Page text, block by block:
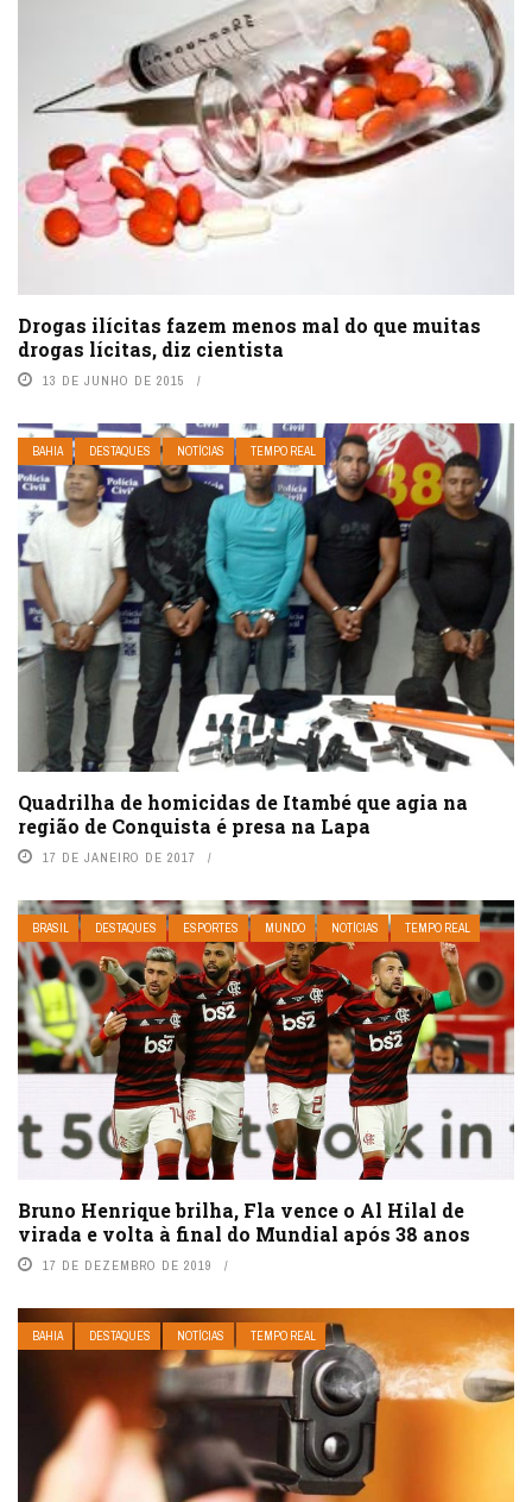
Drogas ilícitas fazem menos mal do que muitas
drogas lícitas, diz cientista
13 DE JUNHO DE 2015
BAHIA DESTAQUES NOTÍCIAS TEMPO REAL
Quadrilha de homicidas de Itambé que agia na
região de Conquista é presa na Lapa
17 DE JANEIRO DE 2017
BRASIL DESTAQUES ESPORTES MUNDO NOTÍCIAS TEMPO REAL
Bruno Henrique brilha, Fla vence o Al Hilal de
virada e volta à final do Mundial após 38 anos
17 DE DEZEMBRO DE 2019
BAHIA DESTAQUES NOTÍCIAS TEMPO REAL